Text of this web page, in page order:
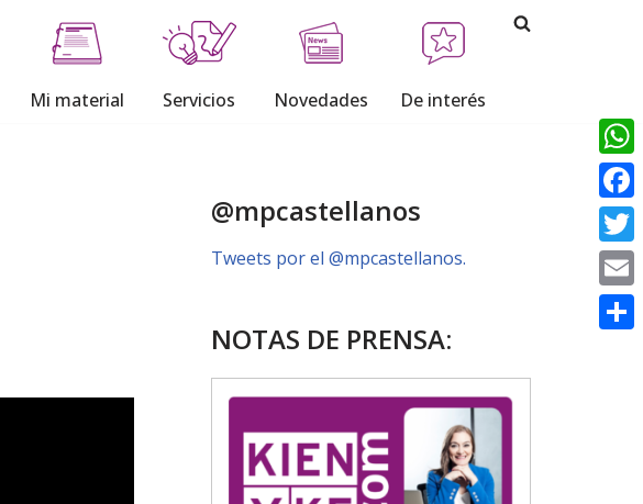
Mi material Servicios Novedades De interés
@mpcastellanos
Tweets por el @mpcastellanos.
NOTAS DE PRENSA:
Email